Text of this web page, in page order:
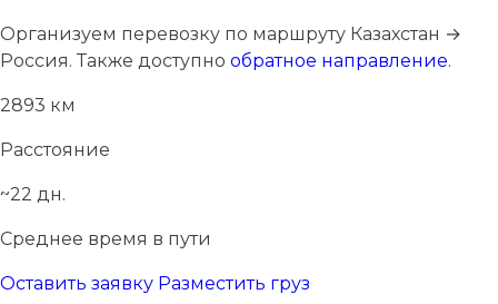
Организуем перевозку по маршруту Казахстан →
Россия. Также доступно обратное направление.
2893 км
Расстояние
~22 дн.
Среднее время в пути
Оставить заявку Разместить груз